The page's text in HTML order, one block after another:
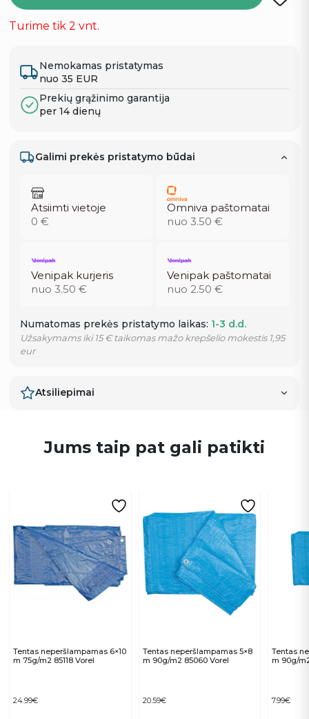
Turime tik 2 vnt.
Nemokamas pristatymas
nuo 35 EUR
Prekių grąžinimo garantija
per 14 dienų
Galimi prekės pristatymo būdai
Atsiimti vietoje
0 €
Omniva paštomatai
nuo 3.50 €
Venipak kurjeris
nuo 3.50 €
Venipak paštomatai
nuo 2.50 €
Numatomas prekės pristatymo laikas: 1-3 d.d.
Užsakymams iki 15 € taikomas mažo krepšelio mokestis 1,95
eur
Atsiliepimai
Jums taip pat gali patikti
Tentas neperšlampamas 6×10
m 75g/m2 85118 Vorel
24.99€
Tentas neperšlampamas 5×8
m 90g/m2 85060 Vorel
20.59€
Tentas
m 90g/
7.99€